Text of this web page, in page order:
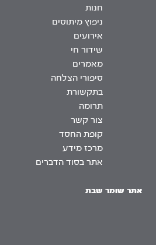
חנות
ניפוץ מיתוסים
אירועים
שידור חי
מאמרים
סיפורי הצלחה
בתקשורת
תרומה
צור קשר
קופת החסד
מרכז מידע
אתר בסוד הדברים
אתר שומר שבת